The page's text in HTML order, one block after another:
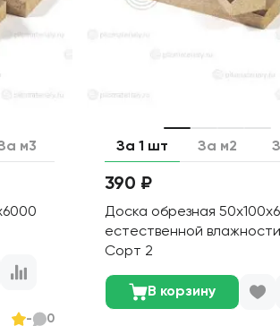
м3
- 0
За 1 шт За м2
390 ₽
Доска обрезная
естественной
Сорт 2
В корзину